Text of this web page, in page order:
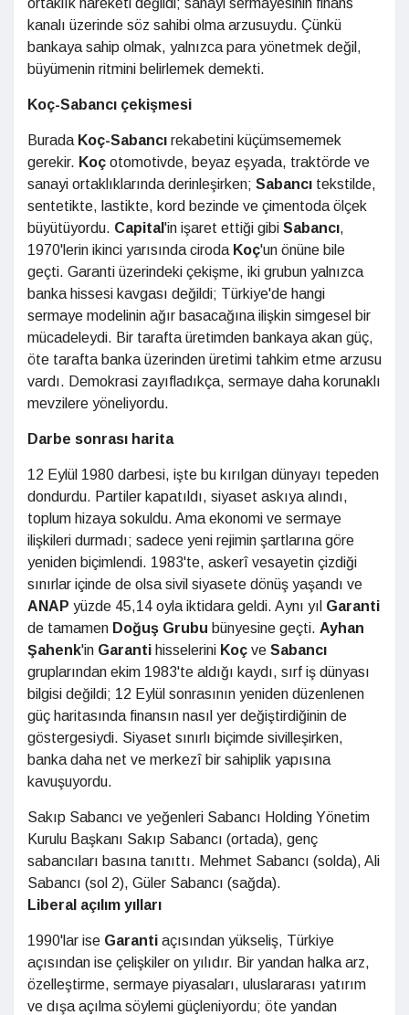
ortaklık hareketi değildi; sanayi sermayesinin finans
kanalı üzerinde söz sahibi olma arzusuydu. Çünkü
bankaya sahip olmak, yalnızca para yönetmek değil,
büyümenin ritmini belirlemek demekti.
Koç-Sabancı çekişmesi
Burada Koç-Sabancı rekabetini küçümsememek
gerekir. Koç otomotivde, beyaz eşyada, traktörde ve
sanayi ortaklıklarında derinleşirken; Sabancı tekstilde,
sentetikte, lastikte, kord bezinde ve çimentoda ölçek
büyütüyordu. Capital'in işaret ettiği gibi Sabancı,
1970'lerin ikinci yarısında ciroda Koç'un önüne bile
geçti. Garanti üzerindeki çekişme, iki grubun yalnızca
banka hissesi kavgası değildi; Türkiye'de hangi
sermaye modelinin ağır basacağına ilişkin simgesel bir
mücadeleydi. Bir tarafta üretimden bankaya akan güç,
öte tarafta banka üzerinden üretimi tahkim etme arzusu
vardı. Demokrasi zayıfladıkça, sermaye daha korunaklı
mevzilere yöneliyordu.
Darbe sonrası harita
12 Eylül 1980 darbesi, işte bu kırılgan dünyayı tepeden
dondurdu. Partiler kapatıldı, siyaset askıya alındı,
toplum hizaya sokuldu. Ama ekonomi ve sermaye
ilişkileri durmadı; sadece yeni rejimin şartlarına göre
yeniden biçimlendi. 1983'te, askerî vesayetin çizdiği
sınırlar içinde de olsa sivil siyasete dönüş yaşandı ve
ANAP yüzde 45,14 oyla iktidara geldi. Aynı yıl Garanti
de tamamen Doğuş Grubu bünyesine geçti. Ayhan
Şahenk'in Garanti hisselerini Koç ve Sabancı
gruplarından ekim 1983'te aldığı kaydı, sırf iş dünyası
bilgisi değildi; 12 Eylül sonrasının yeniden düzenlenen
güç haritasında finansın nasıl yer değiştirdiğinin de
göstergesiydi. Siyaset sınırlı biçimde sivilleşirken,
banka daha net ve merkezî bir sahiplik yapısına
kavuşuyordu.
Sakıp Sabancı ve yeğenleri Sabancı Holding Yönetim
Kurulu Başkanı Sakıp Sabancı (ortada), genç
sabancıları basına tanıttı. Mehmet Sabancı (solda), Ali
Sabancı (sol 2), Güler Sabancı (sağda).
Liberal açılım yılları
1990'lar ise Garanti açısından yükseliş, Türkiye
açısından ise çelişkiler on yılıdır. Bir yandan halka arz,
özelleştirme, sermaye piyasaları, uluslararası yatırım
ve dışa açılma söylemi güçleniyordu; öte yandan